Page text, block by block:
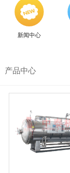
新闻中心
产品中心